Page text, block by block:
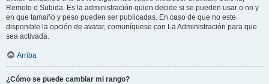
Remoto o Subida. Es la administración quien decide si se pueden usar o no y
en que tamaño y peso pueden ser publicadas. En caso de que no este
disponible la opción de avatar, comuníquese con La Administración para que
sea activada.
Arriba
¿Cómo se puede cambiar mi rango?